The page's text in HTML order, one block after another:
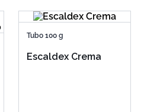
Tubo 100 g
Escaldex Crema